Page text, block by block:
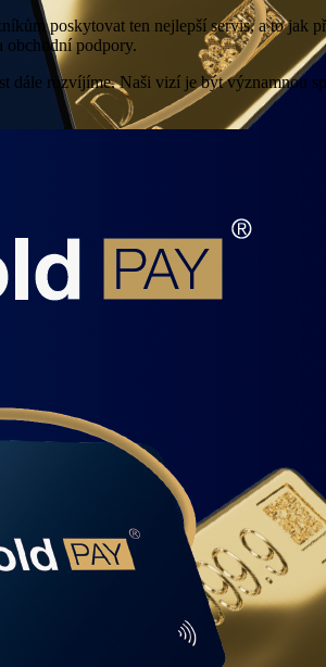
poskytovat ten nejlepší servis, a to
obchodní podpory.
dále rozvíjíme. Naši vizí je být významnou